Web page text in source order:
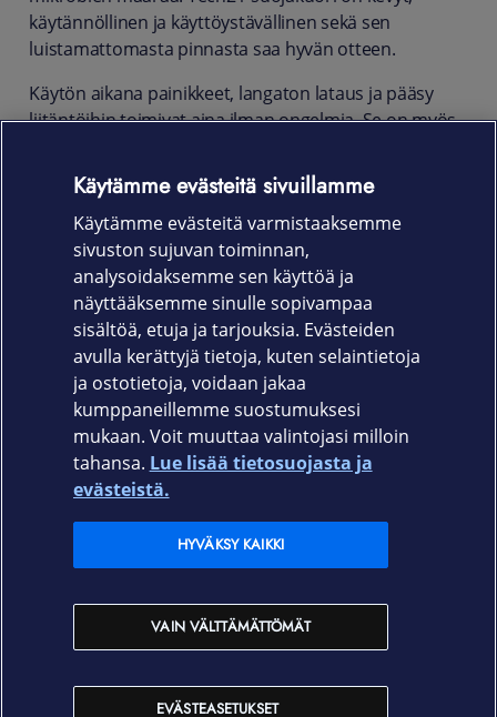
käytännöllinen ja käyttöystävällinen sekä sen
luistamattomasta pinnasta saa hyvän otteen.
Käytön aikana painikkeet, langaton lataus ja pääsy
liitäntöihin toimivat aina ilman ongelmia. Se on myös
Sisäänrakennettujen magneettien ansioista kuorten
kanssa saa yhteensopivuuden MagSafe laturin ja
tarvikkeiden kanssa
Tuotekoodi:
T21-9671
Elisa.fi
Elisan myymälät
Käytämme evästeitä sivuillamme
Käytämme evästeitä varmistaaksemme
sivuston sujuvan toiminnan,
analysoidaksemme sen käyttöä ja
näyttääksemme sinulle sopivampaa
sisältöä, etuja ja tarjouksia. Evästeiden
avulla kerättyjä tietoja, kuten selaintietoja
ja ostotietoja, voidaan jakaa
kumppaneillemme suostumuksesi
mukaan. Voit muuttaa valintojasi milloin
tahansa. Lue lisää tietosuojasta ja
evästeistä.
EVÄSTEASETUKSET
VAIN VÄLTTÄMÄTTÖMÄT
HYVÄKSY KAIKKI